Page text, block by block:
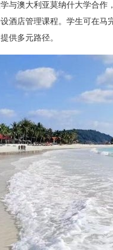
与澳大利亚莫纳什大学合作
酒店管理课程。学生可在马
供多元路径。